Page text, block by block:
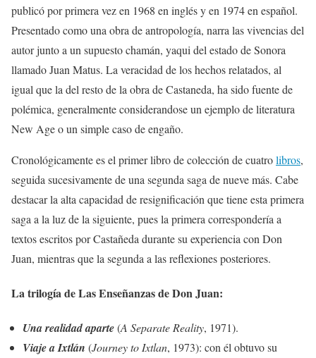
publicó por primera vez en 1968 en inglés y en 1974 en español.
Presentado como una obra de antropología, narra las vivencias del
autor junto a un supuesto chamán, yaqui del estado de Sonora
llamado Juan Matus. La veracidad de los hechos relatados, al
igual que la del resto de la obra de Castaneda, ha sido fuente de
polémica, generalmente considerandose un ejemplo de literatura
New Age o un simple caso de engaño.
Cronológicamente es el primer libro de colección de cuatrolibros,
seguida sucesivamente de una segunda saga de nueve más. Cabe
destacar la alta capacidad de resignificación que tiene esta primera
saga a la luz de la siguiente, pues la primera correspondería a
textos escritos por Castañeda durante su experiencia con Don
Juan, mientras que la segunda a las reflexiones posteriores.
La trilogía de Las Enseñanzas de Don Juan:
Una realidad aparte(A Separate Reality, 1971).
Viaje a Ixtlán (Journey to Ixtlan, 1973): con él obtuvo su